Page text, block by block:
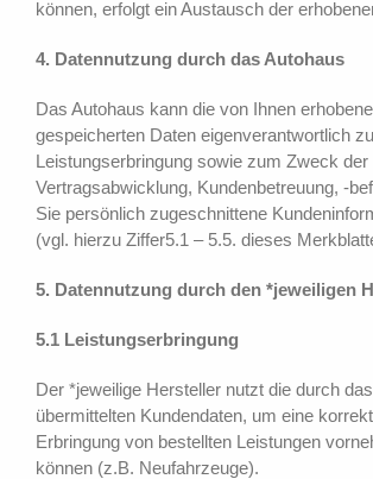
können, erfolgt ein Austausch der
4. Datennutzung durch das Autohaus
Das Autohaus kann die von Ihnen
gespeicherten Daten eigenverantwortlich
Leistungserbringung sowie zum Zweck der
Vertragsabwicklung, Kundenbetreuung, -
Sie persönlich zugeschnittene
(vgl. hierzu Ziffer5.1 – 5.5. dieses
5. Datennutzung durch den *jeweiligen
5.1 Leistungserbringung
Der *jeweilige Hersteller nutzt die durch
übermittelten Kundendaten, um eine
Erbringung von bestellten Leistungen
können (z.B. Neufahrzeuge).